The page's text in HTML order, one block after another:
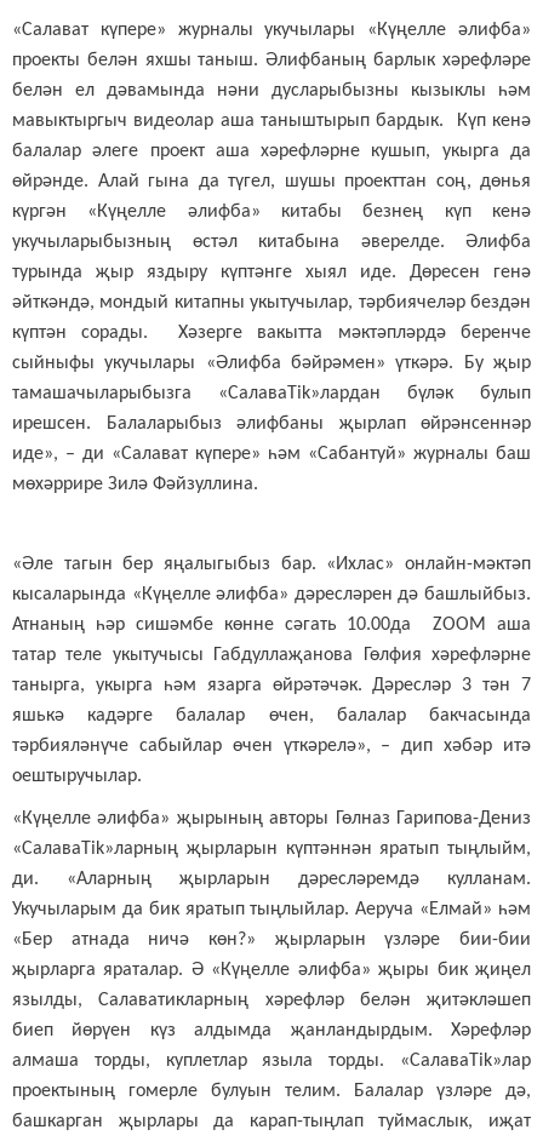
«Салават күпере» журналы укучылары «Күңелле әлифба»
проекты белән яхшы таныш. Әлифбаның барлык хәрефләре
белән ел дәвамында нәни дусларыбызны кызыклы һәм
мавыктыргыч видеолар аша таныштырып бардык. Күп кенә
балалар әлеге проект аша хәрефләрне кушып, укырга да
өйрәнде. Алай гына да түгел, шушы проекттан соң, дөнья
күргән «Күңелле әлифба» китабы безнең күп кенә
укучыларыбызның өстәл китабына әверелде. Әлифба
турында җыр яздыру күптәнге хыял иде. Дөресен генә
әйткәндә, мондый китапны укытучылар, тәрбиячеләр бездән
күптән сорады. Хәзерге вакытта мәктәпләрдә беренче
сыйныфы укучылары «Әлифба бәйрәмен» үткәрә. Бу җыр
тамашачыларыбызга «СалаваTik»лардан бүләк булып
ирешсен. Балаларыбыз әлифбаны җырлап өйрәнсеннәр
иде», – ди «Салават күпере» һәм «Сабантуй» журналы баш
мөхәррире Зилә Фәйзуллина.
«Әле тагын бер яңалыгыбыз бар. «Ихлас» онлайн-мәктәп
кысаларында «Күңелле әлифба» дәресләрен дә башлыйбыз.
Атнаның һәр сишәмбе көнне сәгать 10.00да ZOOM аша
татар теле укытучысы Габдуллаҗанова Гөлфия хәрефләрне
танырга, укырга һәм язарга өйрәтәчәк. Дәресләр 3 тән 7
яшькә кадәрге балалар өчен, балалар бакчасында
тәрбияләнүче сабыйлар өчен үткәрелә», – дип хәбәр итә
оештыручылар.
«Күңелле әлифба» җырының авторы Гөлназ Гарипова-Дениз
«СалаваTik»ларның җырларын күптәннән яратып тыңлыйм,
ди. «Аларның җырларын дәресләремдә кулланам.
Укучыларым да бик яратып тыңлыйлар. Аеруча «Елмай» һәм
«Бер атнада ничә көн?» җырларын үзләре бии-бии
җырларга яраталар. Ә «Күңелле әлифба» җыры бик җиңел
язылды, Салаватикларның хәрефләр белән җитәкләшеп
биеп йөрүен күз алдымда җанландырдым. Хәрефләр
алмаша торды, куплетлар языла торды. «СалаваTik»лар
проектының гомерле булуын телим. Балалар үзләре дә,
башкарган җырлары да карап-тыңлап туймаслык, иҗат